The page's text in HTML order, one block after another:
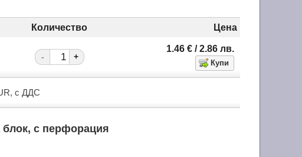
Количество Цена
- +
1.46€ / 2.86лв.
с ДДС
блок, с перфорация